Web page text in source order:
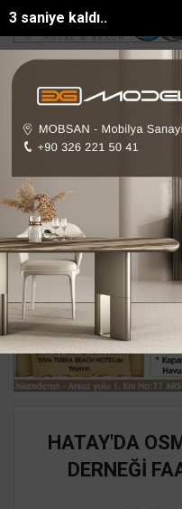
2 saniye kaldı..
Ana Sayfa
HATAY'DA
DERNEĞİ